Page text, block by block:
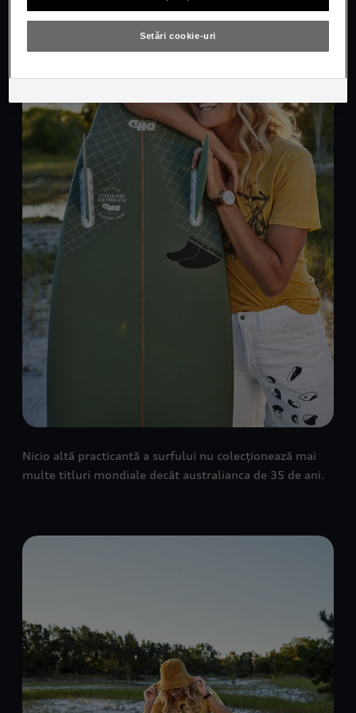
Nicio altă practicantă a surfului nu colecționează mai
multe titluri mondiale decât australianca de 35 de ani.
Setări cookie-uri